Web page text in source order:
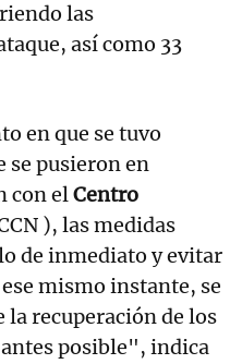
las
así como 33
en que se tuvo
se pusieron en
con elCentro
), las medidas
de inmediato y evitar
mismo instante, se
la recuperación de los
posible", indica